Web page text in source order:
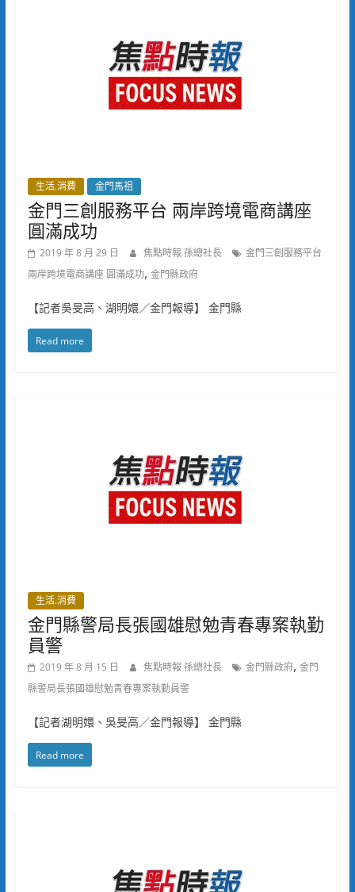
生活.消費 金門馬祖
金門三創服務平台 兩岸跨境電商講座
圓滿成功
2019 年 8 月 29 日 焦點時報 孫總社長
金門三創服務平台
兩岸跨境電商講座 圓滿成功, 金門縣政府
【記者吳旻高、湖明嬛／金門報導】 金門縣
Read more
生活.消費
金門縣警局長張國雄慰勉青春專案執勤
員警
2019 年 8 月 15 日 焦點時報 孫總社長 金門縣政府, 金門
縣警局長張國雄慰勉青春專案執勤員警
【記者湖明嬛、吳旻高／金門報導】 金門縣
Read more